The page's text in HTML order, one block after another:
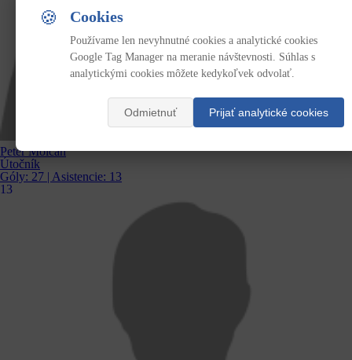
🍪 Cookies
Používame len nevyhnutné cookies a analytické cookies
Google Tag Manager na meranie návštevnosti. Súhlas s
analytickými cookies môžete kedykoľvek odvolať.
Odmietnuť Prijať analytické cookies
Peter Molčan
Útočník
Góly: 27 | Asistencie: 13
13